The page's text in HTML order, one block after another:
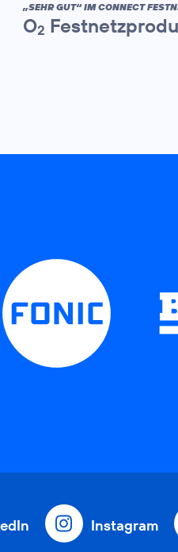
„SEHR GUT“ IM CONNECT
O2
Instagram